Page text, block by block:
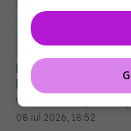
Prețuri noi și
Planul CNAS
Germania și
08 iul 2026, 18:52